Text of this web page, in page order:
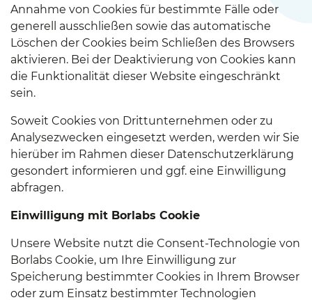
Annahme von Cookies für bestimmte Fälle oder
generell ausschließen sowie das automatische
Löschen der Cookies beim Schließen des Browsers
aktivieren. Bei der Deaktivierung von Cookies kann
die Funktionalität dieser Website eingeschränkt
sein.
Soweit Cookies von Drittunternehmen oder zu
Analysezwecken eingesetzt werden, werden wir Sie
hierüber im Rahmen dieser Datenschutzerklärung
gesondert informieren und ggf. eine Einwilligung
abfragen.
Einwilligung mit Borlabs Cookie
Unsere Website nutzt die Consent-Technologie von
Borlabs Cookie, um Ihre Einwilligung zur
Speicherung bestimmter Cookies in Ihrem Browser
oder zum Einsatz bestimmter Technologien